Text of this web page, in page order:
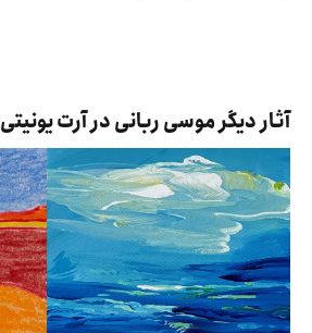
آثار دیگر موسی ربانی در آرت یونیتی